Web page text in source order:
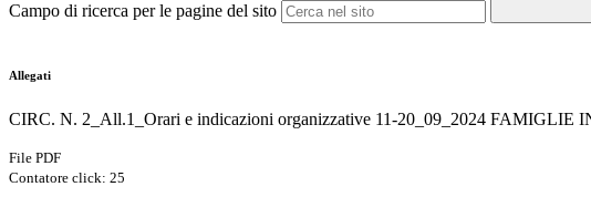
Campo di ricerca per le pagine del sito
Allegati
CIRC. N. 2_All.1_Orari e indicazioni organizzative 11-20_09_2024 FAMIGLIE
File PDF
Contatore click: 25